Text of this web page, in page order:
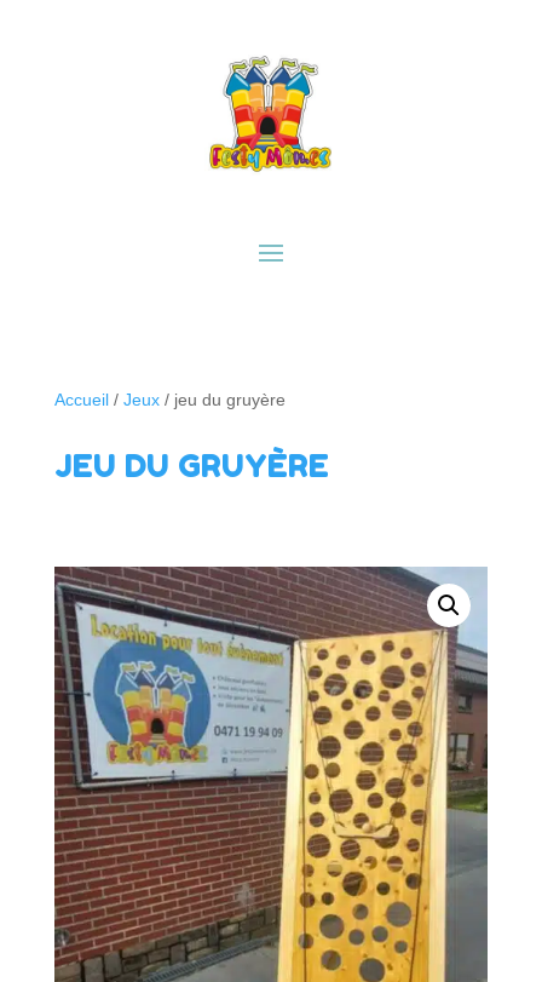
Accueil/ Jeux/ jeu du gruyère
JEU DU GRUYÈRE